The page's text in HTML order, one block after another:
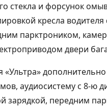
стекла и форсунок
кресла
парктроником,
двери
«Ультра»
аудиосистему с 8-ю
зарядкой, передним